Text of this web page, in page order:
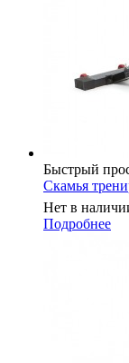
Быстрый
Скамья
Нет в
Подробнее